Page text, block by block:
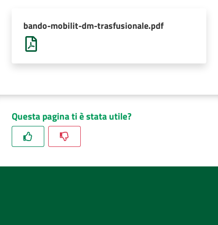
AUSL
Comunica
bando-mobilit-dm-trasfusionale.pdf
Questa pagina ti è stata utile?